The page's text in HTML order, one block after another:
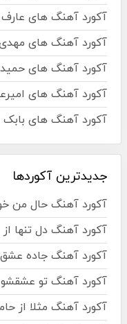
آکورد آهنگ های عارف
آکورد آهنگ های
آکورد آهنگ های
آکورد آهنگ های
آکورد آهنگ های بابک
جدیدترین آکوردها
آکورد آهنگ حال من
آکورد آهنگ دل تنها
آکورد آهنگ جاده
آکورد آهنگ تو عشقشو
آکورد آهنگ مثلا از